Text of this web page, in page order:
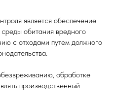
является обеспечение
обитания вредного
с отходами путем должного
обработке
производственный